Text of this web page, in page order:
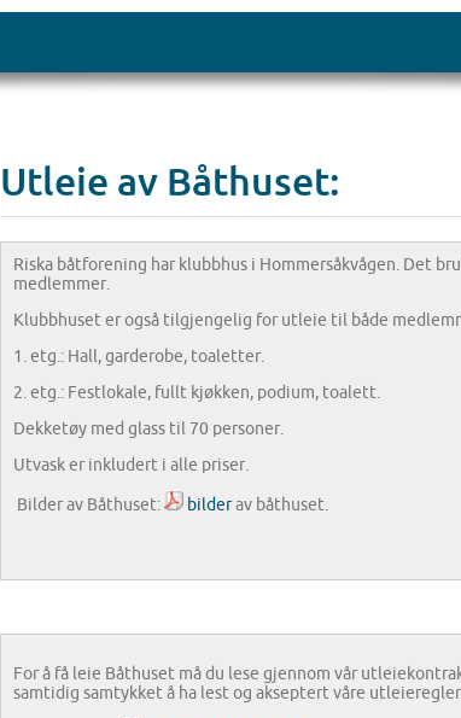
Utleie av Båthuset:
Riska båtforening har klubbhus i Hommersåkvågen. Det
medlemmer.
Klubbhuset er også tilgjengelig for utleie til både
1. etg.: Hall, garderobe, toaletter.
2. etg.: Festlokale, fullt kjøkken, podium, toalett.
Dekketøy med glass til 70 personer.
Utvask er inkludert i alle priser.
Bilder av Båthuset: bilderav båthuset.
For å få leie Båthuset må du lese gjennom vår
samtidig samtykket å ha lest og akseptert våre utleieregler.